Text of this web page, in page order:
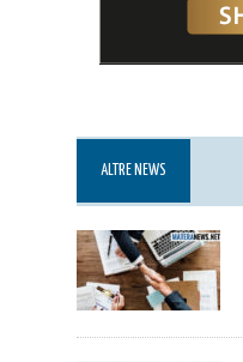
ALTRE NEWS